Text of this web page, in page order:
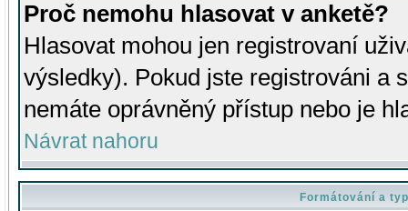
Proč nemohu hlasovat v anketě?
Hlasovat mohou jen registrovaní
výsledky). Pokud jste registrováni a
nemáte oprávněný přístup nebo je
Návrat nahoru
Formátování a